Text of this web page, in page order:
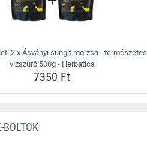
2 x Ásványi sungit morzsa - természetes
vízszűrő 500g - Herbatica
7350 Ft
BOLTOK